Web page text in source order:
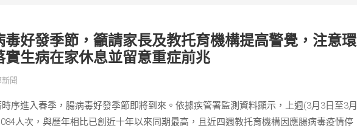
毒好發季節，籲請家長及教托育機構提高警覺，注意環
生病在家休息並留意重症前兆
聞
序進入春季，腸病毒好發季節即將到來。依據疾管署監測資料顯示，上週(3月3日至3月
人次，與歷年相比已創近十年以來同期最高，且近四週教托育機構因應腸病毒疫情停